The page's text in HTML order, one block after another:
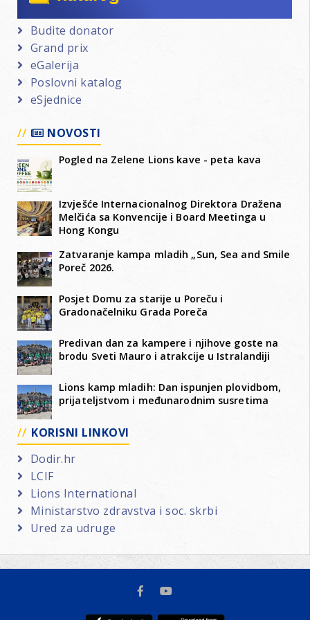
Budite donator
Grand prix
eGalerija
Poslovni katalog
eSjednice
NOVOSTI
Pogled na Zelene Lions kave - peta kava
Izvješće Internacionalnog Direktora Dražena
Melčića sa Konvencije i Board Meetinga u
Hong Kongu
Zatvaranje kampa mladih „Sun, Sea and Smile
Poreč 2026.
Posjet Domu za starije u Poreču i
Gradonačelniku Grada Poreča
Predivan dan za kampere i njihove goste na
brodu Sveti Mauro i atrakcije u Istralandiji
Lions kamp mladih: Dan ispunjen plovidbom,
prijateljstvom i međunarodnim susretima
KORISNI LINKOVI
Dodir.hr
LCIF
Lions International
Ministarstvo zdravstva i soc. skrbi
Ured za udruge